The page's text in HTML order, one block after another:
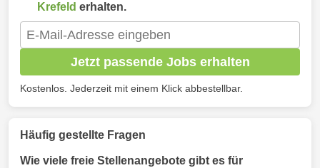
Krefeld erhalten.
Jetzt passende Jobs erhalten
Kostenlos. Jederzeit mit einem Klick abbestellbar.
Häufig gestellte Fragen
Wie viele freie Stellenangebote gibt es für